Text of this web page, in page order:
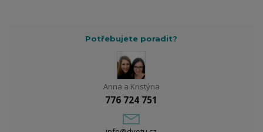
Potřebujete poradit?
Anna a Kristýna
776 724 751